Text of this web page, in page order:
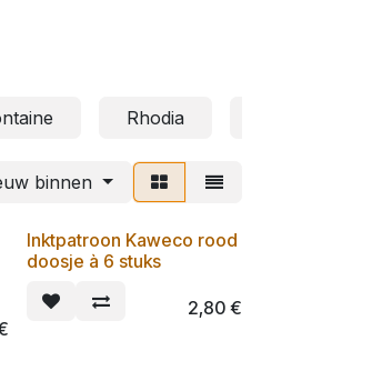
Rhodia
binnen
Inktpatroon Kaweco rood
doosje à 6 stuks
2,80€